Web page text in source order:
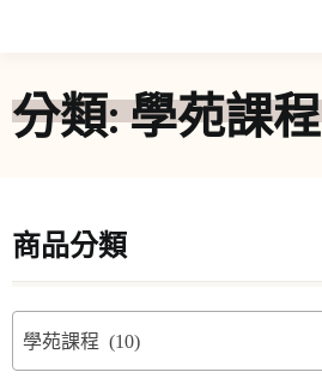
分類: 學苑課程
商品分類
學苑課程 (10)